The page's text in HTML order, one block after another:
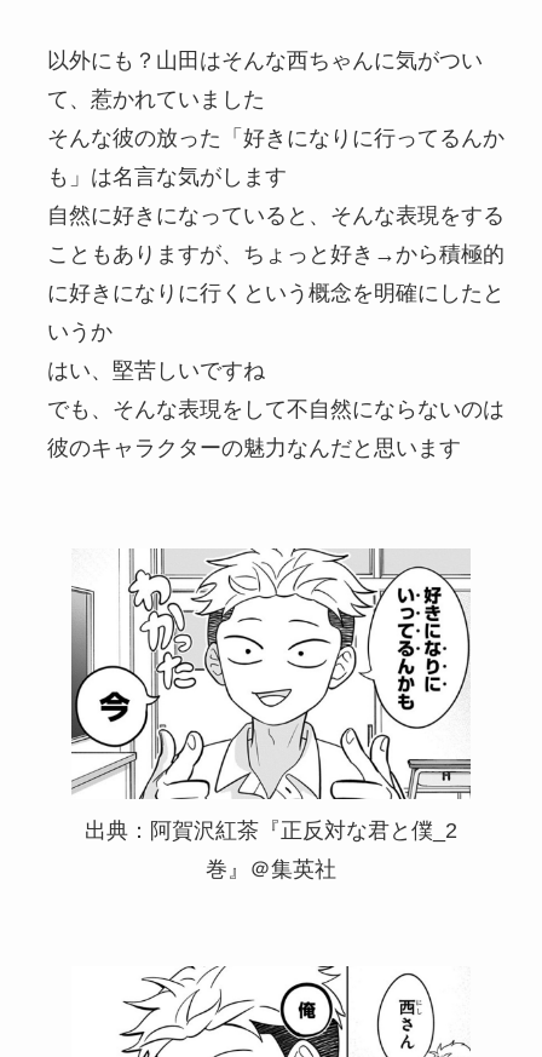
以外にも？山田はそんな西ちゃんに気がつい
て、惹かれていました
そんな彼の放った「好きになりに行ってるんか
も」は名言な気がします
自然に好きになっていると、そんな表現をする
こともありますが、ちょっと好き→から積極的
に好きになりに行くという概念を明確にしたと
いうか
はい、堅苦しいですね
でも、そんな表現をして不自然にならないのは
彼のキャラクターの魅力なんだと思います
出典：阿賀沢紅茶『正反対な君と僕_2
巻』＠集英社